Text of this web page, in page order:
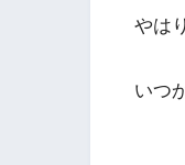
やは
いつ